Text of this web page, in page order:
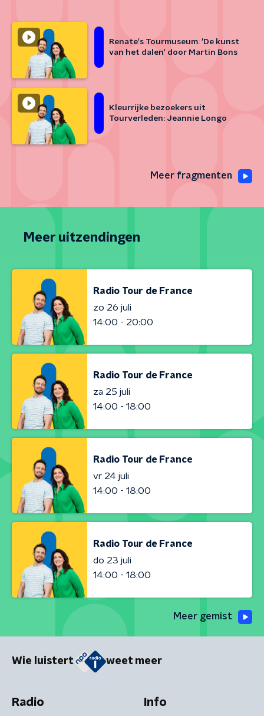
Renate's Tourmuseum: 'De kunst
van het dalen' door Martin Bons
Kleurrijke bezoekers uit
Tourverleden: Jeannie Longo
Meer fragmenten
Meer uitzendingen
Radio Tour de France
zo 26 juli
14:00 - 20:00
Radio Tour de France
za 25 juli
14:00 - 18:00
Radio Tour de France
vr 24 juli
14:00 - 18:00
Radio Tour de France
do 23 juli
14:00 - 18:00
Meer gemist
Wie luistert weet meer
Radio Info